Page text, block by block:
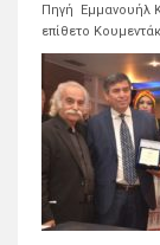
Πηγή Εμμανουήλ
επίθετο